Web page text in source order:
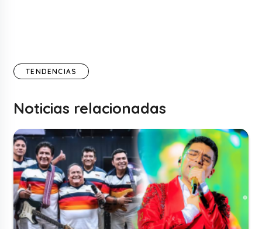
TENDENCIAS
Noticias relacionadas